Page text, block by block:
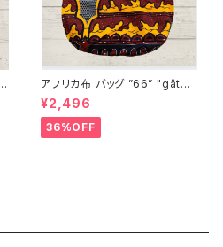
アフリカ布 バッグ ”66” "gâtea
u d’anniversaire“ アフリカン
プリント パーニュ カンガ キテン
ゲ トートバッグ エコバッグ ギニ
ア フェアトレード INUWALIAF
¥2,496
36%OFF